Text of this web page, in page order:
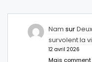
Nam sur
survolent la
12 avril 2026
Mais